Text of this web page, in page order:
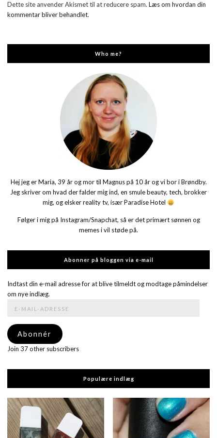
Dette site anvender Akismet til at reducere spam. Læs om hvordan din
kommentar bliver behandlet.
Who me?
Hej jeg er Maria, 39 år og mor til Magnus på 10 år og vi bor i Brøndby.
Jeg skriver om hvad der falder mig ind, en smule beauty, tech, brokker
mig, og elsker reality tv, især Paradise Hotel
Følger i mig på Instagram/Snapchat, så er det primært sønnen og
memes i vil støde på.
Abonner på bloggen via e-mail
Indtast din e-mail adresse for at blive tilmeldt og modtage påmindelser
om nye indlæg.
adresse
Abonnér
Join 37 other subscribers
Populære indlæg